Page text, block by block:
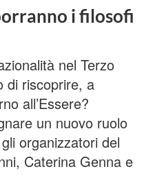
i filosofi
nel Terzo
di riscoprire, a
all’Essere?
un nuovo ruolo
organizzatori del
Caterina Genna e